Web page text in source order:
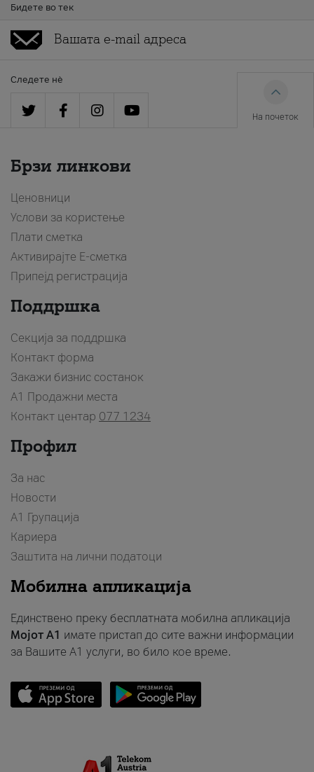
Бидете во тек
Следете нè
На почеток
Брзи линкови
Ценовници
Услови за користење
Плати сметка
Активирајте Е-сметка
Припејд регистрација
Поддршка
Секција за поддршка
Контакт форма
Закажи бизнис состанок
A1 Продажни места
Контакт центар 077 1234
Профил
За нас
Новости
А1 Групација
Кариера
Заштита на лични податоци
Мобилна апликација
Единствено преку бесплатната мобилна апликација
Мојот A1 имате пристап до сите важни информации
за Вашите A1 услуги, во било кое време.